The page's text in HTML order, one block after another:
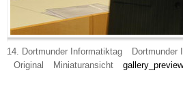
14. Dortmunder Informatiktag
Dortmunder
Original
Miniaturansicht gallery_preview